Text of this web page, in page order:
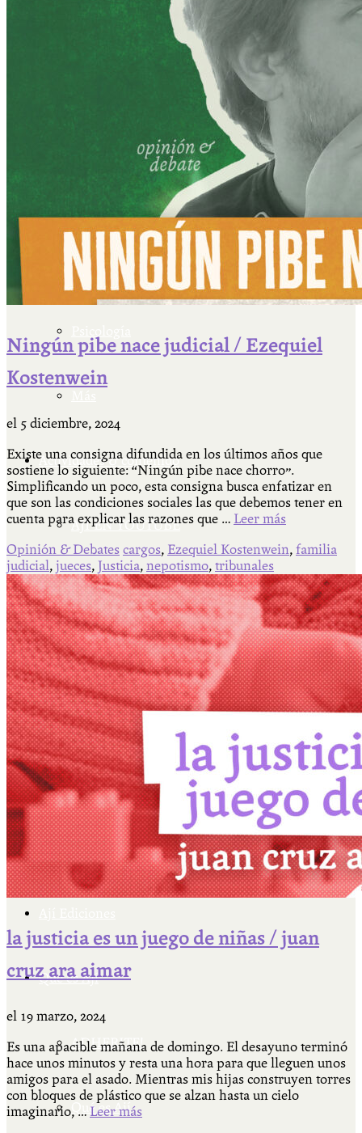
Escriben & participan
Actualidad y sociedad
Literatura
Filosofía
Actividades & contenido
AJÍ EN YOUTUBE
Universidad Experimental 2022-2025
Feria del Libro Venado Tuerto 2022-2025
Facultad Libre Venado Tuerto 1990-1994
Cátedra Bailable 2018
Más
Qué es Ají
ADHERITE!
Qué es Ají
Ningún pibe nace judicial / Ezequiel
Kostenwein
el 5 diciembre, 2024
Existe una consigna difundida en los últimos años que
sostiene lo siguiente: “Ningún pibe nace chorro”.
Simplificando un poco, esta consigna busca enfatizar en
que son las condiciones sociales las que debemos tener en
cuenta para explicar las razones que … Leer más
Opinión & Debates cargos, Ezequiel Kostenwein, familia
judicial, jueces, Justicia, nepotismo, tribunales
la justicia es un juego de niñas / juan
cruz ara aimar
el 19 marzo, 2024
Es una apacible mañana de domingo. El desayuno terminó
hace unos minutos y resta una hora para que lleguen unos
amigos para el asado. Mientras mis hijas construyen torres
con bloques de plástico que se alzan hasta un cielo
imaginario, … Leer más